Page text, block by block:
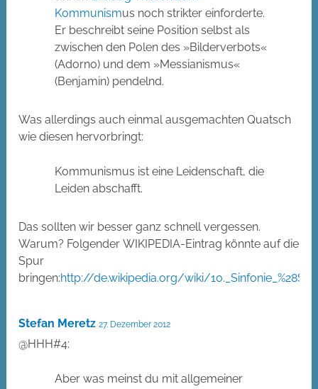
Kommunismus noch strikter einforderte.
Er beschreibt seine Position selbst als
zwischen den Polen des »Bilderverbots«
(Adorno) und dem »Messianismus«
(Benjamin) pendelnd.
Was allerdings auch einmal ausgemachten Quatsch
wie diesen hervorbringt:
Kommunismus ist eine Leidenschaft, die
Leiden abschafft.
Das sollten wir besser ganz schnell vergessen.
Warum? Folgender WIKIPEDIA-Eintrag könnte auf die
Spur
bringen:http://de.wikipedia.org/wiki/
Stefan Meretz 27. Dezember 2012
@HHH#4:
Aber was meinst du mit allgemeiner